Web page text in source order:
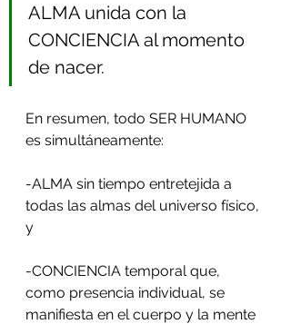
ALMA unida con la
CONCIENCIA al momento
de nacer.
En resumen, todo SER HUMANO
es simultáneamente:
-ALMA sin tiempo entretejida a
todas las almas del universo físico,
y
-CONCIENCIA temporal que,
como presencia individual, se
manifiesta en el cuerpo y la mente